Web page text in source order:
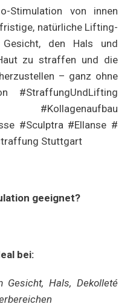
Stimulation von innen
natürliche Lifting-
den Hals und
zu straffen und die
– ganz ohne
#Kollagenaufbau
#Sculptra #Ellanse #
Stuttgart
geeignet?
bei:
Hals, Dekolleté